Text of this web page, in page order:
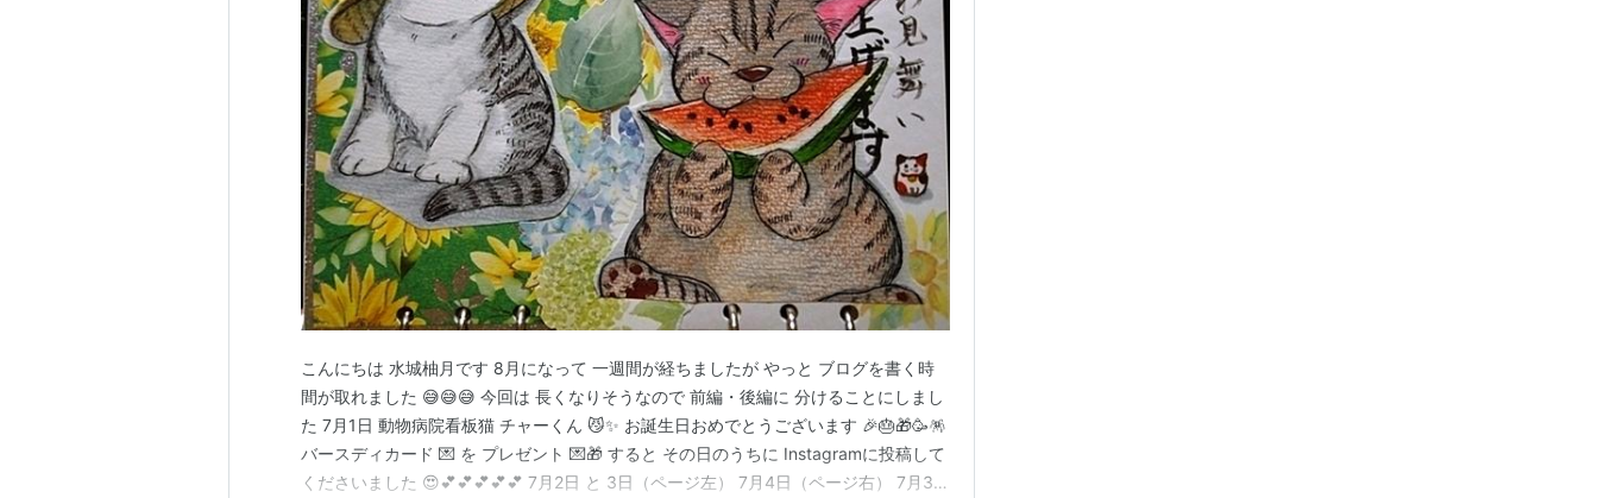
こんにちは 水城柚月です 8月になって 一週間が経ちましたが やっと ブログを書く時
間が取れました 😅😅😅 今回は 長くなりそうなので 前編・後編に 分けることにしまし
た 7月1日 動物病院看板猫 チャーくん 😼✨️ お誕生日おめでとうございます 🎉🎂🎁🥳🪅
バースディカード 💌 を プレゼント 💌🎁 すると その日のうちに Instagramに投稿して
くださいました 😍💕💕💕💕💕 7月2日 と 3日（ページ左） 7月4日（ページ右） 7月3